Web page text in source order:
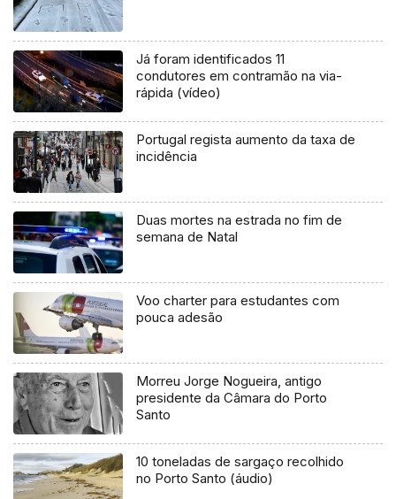
Já foram identificados 11
condutores em contramão na via-
rápida (vídeo)
Portugal regista aumento da taxa de
incidência
Duas mortes na estrada no fim de
semana de Natal
Voo charter para estudantes com
pouca adesão
Morreu Jorge Nogueira, antigo
presidente da Câmara do Porto
Santo
10 toneladas de sargaço recolhido
no Porto Santo (áudio)